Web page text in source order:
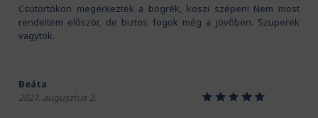
Csütörtökön megérkeztek a bögrék, köszi szépen! Nem most
rendeltem először, de biztos fogok még a jövőben. Szuperek
vagytok.
Beáta
2021. augusztus 2.
12345